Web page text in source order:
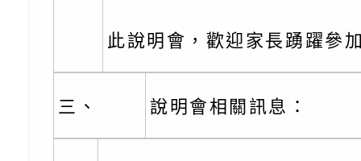
座」、「2026開心
家庭好時光」海報
而立》蘆葦三十．創
成果分享會
學辦理115年度區域
充實方案：「視」
檢送桃園市政府LED
字稿及LCD託播影（
有關桃園市桃園區新
此說明會，歡迎家長踴躍參
三、 說明會相關訊息：